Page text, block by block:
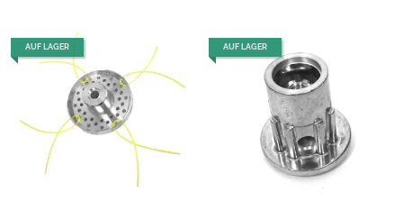
AUF LAGER AUF LAGER